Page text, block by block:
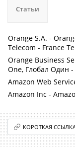
Статьи
Orange S.A. -
Telecom - France
Orange Business
One, Глобал Один
Amazon Web
Amazon Inc -
КОРОТКАЯ